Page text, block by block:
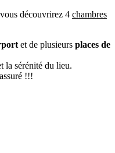
découvrirez 4 chambres
et de plusieurs places de
la sérénité du lieu.
!!!